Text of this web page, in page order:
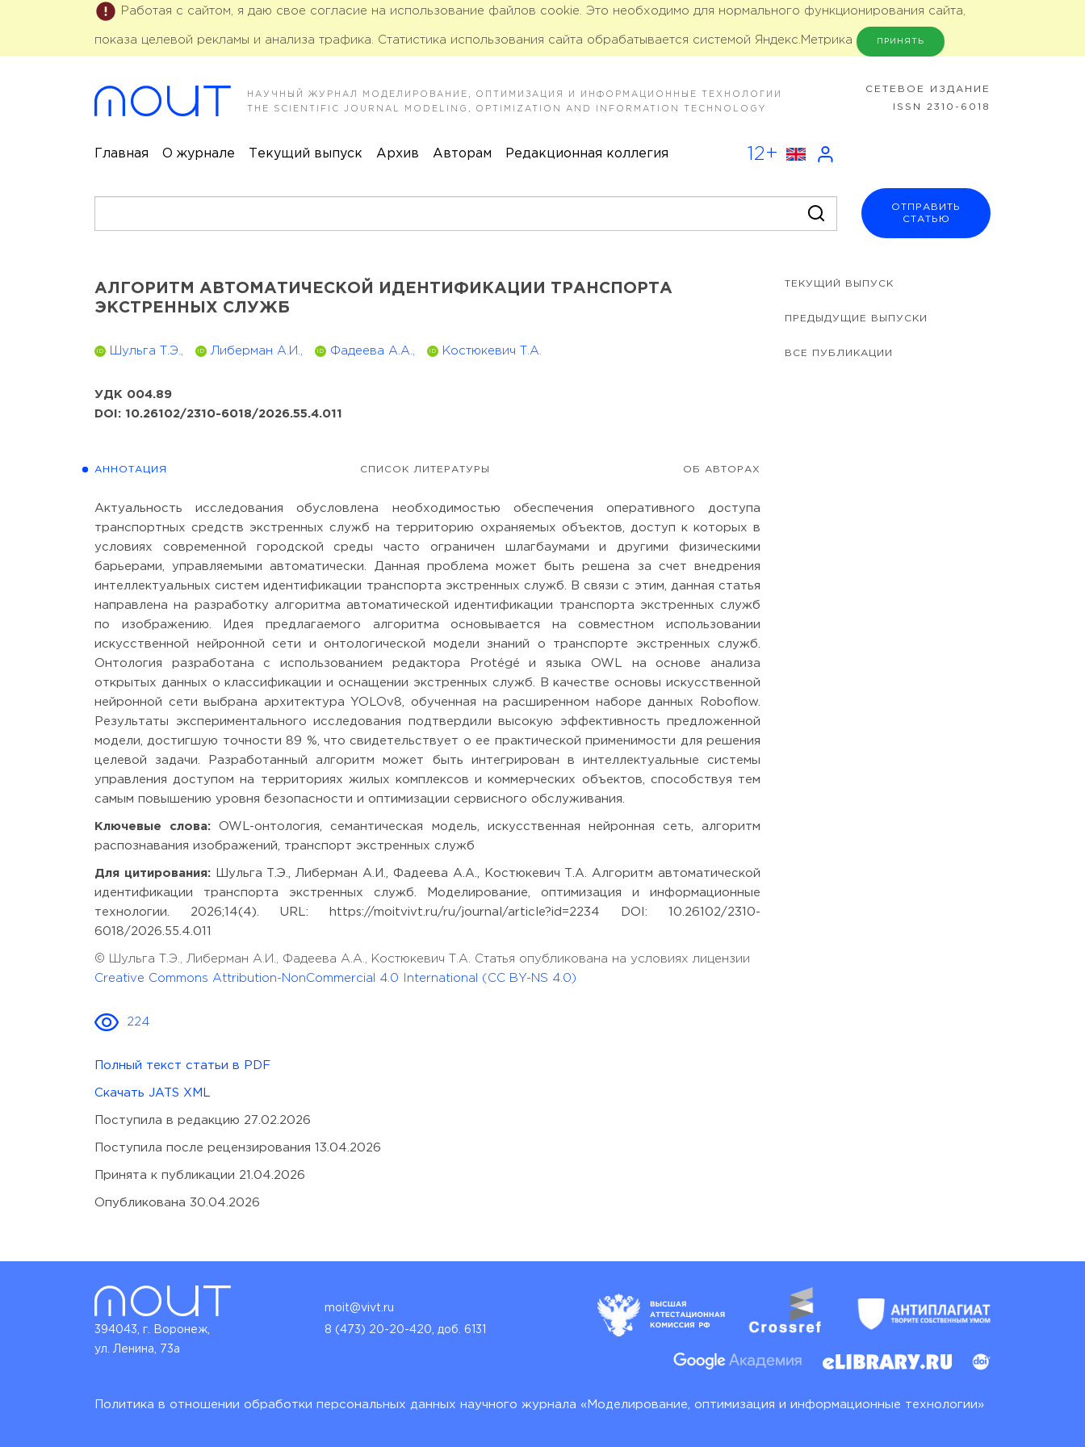
Работая с сайтом, я даю свое согласие на использование файлов cookie. Это необходимо для нормального функционирования сайта,
показа целевой рекламы и анализа трафика. Статистика использования сайта обрабатывается системой Яндекс.Метрика ПРИНЯТЬ
НАУЧНЫЙ ЖУРНАЛ МОДЕЛИРОВАНИЕ, ОПТИМИЗАЦИЯ И ИНФОРМАЦИОННЫЕ ТЕХНОЛОГИИ
THE SCIENTIFIC JOURNAL MODELING, OPTIMIZATION AND INFORMATION TECHNOLOGY
CЕТЕВОЕ ИЗДАНИЕ
ISSN 2310-6018
Главная О журнале Текущий выпуск Архив Авторам Редакционная коллегия 12+
ОТПРАВИТЬ
СТАТЬЮ
АЛГОРИТМ АВТОМАТИЧЕСКОЙ ИДЕНТИФИКАЦИИ ТРАНСПОРТА
ЭКСТРЕННЫХ СЛУЖБ
ID Шульга Т.Э., ID Либерман А.И., ID Фадеева А.А., ID Костюкевич Т.А.
УДК 004.89
DOI: 10.26102/2310-6018/2026.55.4.011
АННОТАЦИЯ СПИСОК ЛИТЕРАТУРЫ ОБ АВТОРАХ
Актуальность исследования обусловлена необходимостью обеспечения оперативного доступа
транспортных средств экстренных служб на территорию охраняемых объектов, доступ к которых в
условиях современной городской среды часто ограничен шлагбаумами и другими физическими
барьерами, управляемыми автоматически. Данная проблема может быть решена за счет внедрения
интеллектуальных систем идентификации транспорта экстренных служб. В связи с этим, данная статья
направлена на разработку алгоритма автоматической идентификации транспорта экстренных служб
по изображению. Идея предлагаемого алгоритма основывается на совместном использовании
искусственной нейронной сети и онтологической модели знаний о транспорте экстренных служб.
Онтология разработана с использованием редактора Protégé и языка OWL на основе анализа
открытых данных о классификации и оснащении экстренных служб. В качестве основы искусственной
нейронной сети выбрана архитектура YOLOv8, обученная на расширенном наборе данных Roboflow.
Результаты экспериментального исследования подтвердили высокую эффективность предложенной
модели, достигшую точности 89 %, что свидетельствует о ее практической применимости для решения
целевой задачи. Разработанный алгоритм может быть интегрирован в интеллектуальные системы
управления доступом на территориях жилых комплексов и коммерческих объектов, способствуя тем
самым повышению уровня безопасности и оптимизации сервисного обслуживания.
Ключевые слова: OWL-онтология, семантическая модель, искусственная нейронная сеть, алгоритм
распознавания изображений, транспорт экстренных служб
Для цитирования:Шульга Т.Э., Либерман А.И., Фадеева А.А., Костюкевич Т.А. Алгоритм автоматической
идентификации транспорта экстренных служб. Моделирование, оптимизация и информационные
технологии. 2026;14(4). URL: https://moitvivt.ru/ru/journal/article?id=2234 DOI: 10.26102/2310-
6018/2026.55.4.011
© Шульга Т.Э., Либерман А.И., Фадеева А.А., Костюкевич Т.А. Статья опубликована на условиях лицензии
Creative Commons Attribution-NonCommercial 4.0 International (CC BY-NS 4.0)
224
Полный текст статьи в PDF
Скачать JATS XML
Поступила в редакцию 27.02.2026
Поступила после рецензирования 13.04.2026
Принята к публикации 21.04.2026
Опубликована 30.04.2026
ТЕКУЩИЙ ВЫПУСК
ПРЕДЫДУЩИЕ ВЫПУСКИ
ВСЕ ПУБЛИКАЦИИ
394043, г. Воронеж,
ул. Ленина, 73а
moit@vivt.ru
8 (473) 20-20-420, доб. 6131
Политика в отношении обработки персональных данных научного журнала «Моделирование, оптимизация и информационные технологии»